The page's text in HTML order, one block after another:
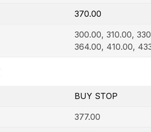
370.00
300.00, 310.00,
364.00, 410.00,
BUY STOP
377.00